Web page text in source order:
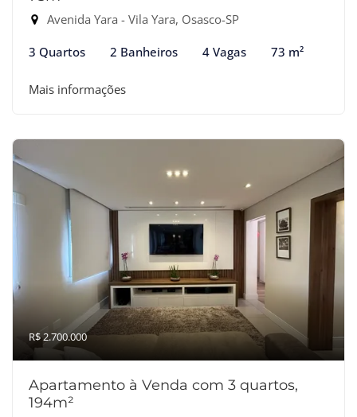
Avenida Yara - Vila Yara, Osasco-SP
3 Quartos 2 Banheiros 4 Vagas 73 m²
Mais informações
R$ 2.700.000
Apartamento à Venda com 3 quartos,
194m²